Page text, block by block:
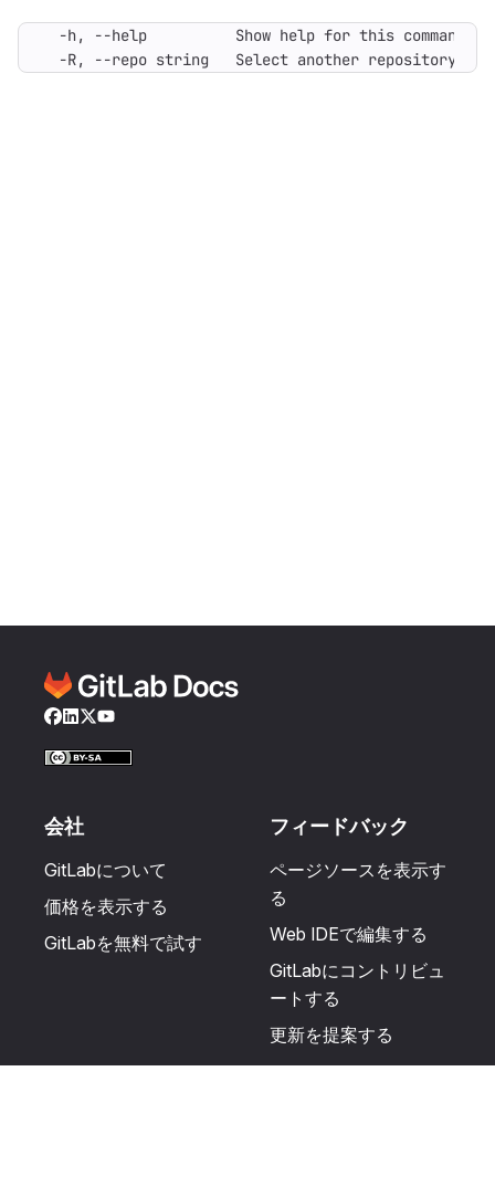
-R, --repo string   Select another repository.
Facebook
LinkedIn
Twitter
YouTube
会社
GitLabについて
価格を表示する
GitLabを無料で試す
フィードバック
ページソースを表示す
る
Web IDEで編集する
GitLabにコントリビュ
ートする
更新を提案する